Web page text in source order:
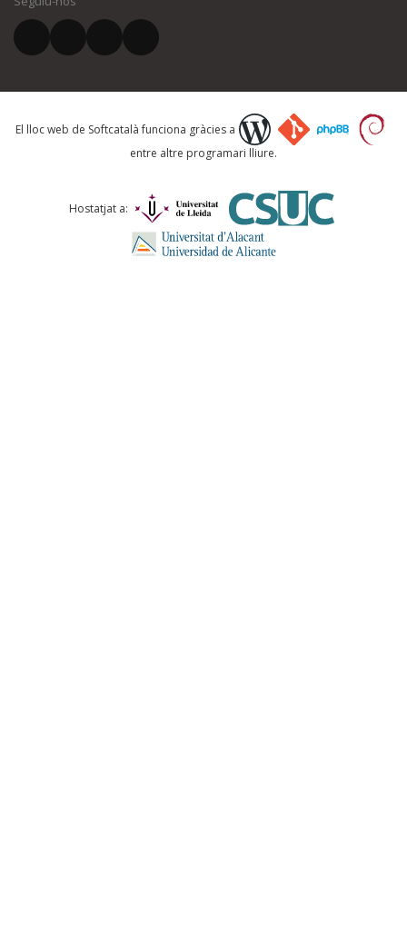
El vostre correu electrònic *
Què proposeu?
Comentari *
El lloc web de Softcatalà funciona gràcies a
entre altre programari lliure.
Hostatjat a: